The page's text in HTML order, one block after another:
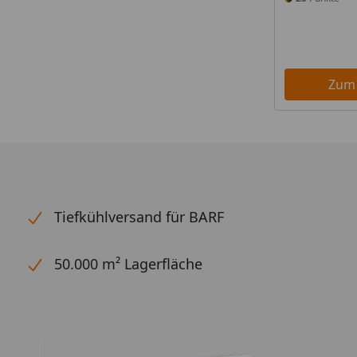
Tiefkühlversand für BARF
50.000 m² Lagerfläche